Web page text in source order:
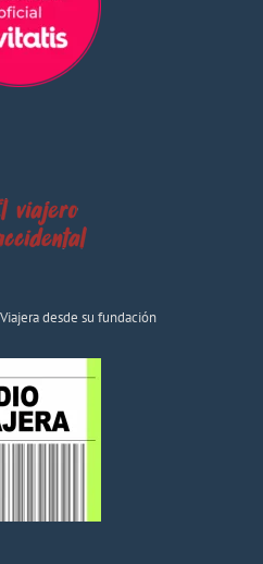
desde su fundación